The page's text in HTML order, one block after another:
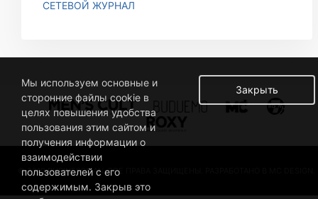
СЕТЕВОЙ ЖУРНАЛ
© 2019 BUSINESSMAN. ВСЕ ПРАВА ЗАЩИЩЕНЫ. РАЗРАБОТАНО В MC DESIGN.
Закрыть
Мы используем основные и
сторонние файлы cookie в
целях повышения удобства
пользования этим сайтом и
получения информации о
взаимодействии
пользователей с его
содержимым. Закрыв это